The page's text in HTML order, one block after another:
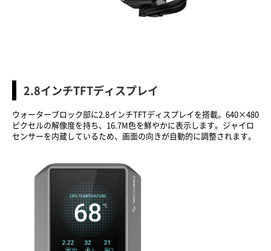
2.8インチTFTディスプレイ
ウォーターブロック部に2.8インチTFTディスプレイを搭載。640×480
ピクセルの解像度を持ち、16.7M色を鮮やかに表示します。ジャイロ
センサーを内蔵しているため、画面の向きが自動的に調整されます。